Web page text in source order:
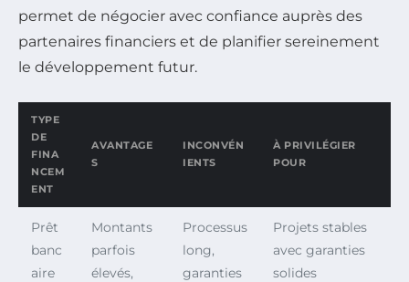
permet de négocier avec confiance auprès des
partenaires financiers et de planifier sereinement
le développement futur.
TYPE
DE
FINA
NCEM
ENT
AVANTAGE
S
INCONVÉN
IENTS
À PRIVILÉGIER
POUR
Prêt
banc
aire
Montants
parfois
élevés,
Processus
long,
garanties
Projets stables
avec garanties
solides